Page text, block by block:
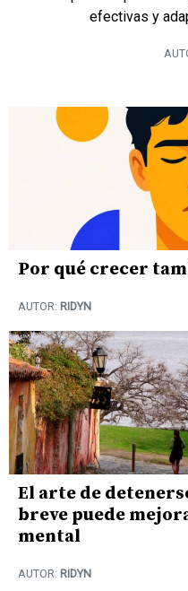
Por qué crecer
AUTOR: RIDYN
El arte de
breve puede
mental
AUTOR: RIDYN
efectivas y